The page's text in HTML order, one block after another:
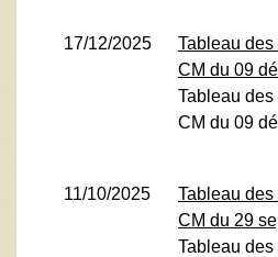
17/12/2025
Tableau
CM du 09
Tableau
CM du 09
11/10/2025
Tableau
CM du 29
Tableau